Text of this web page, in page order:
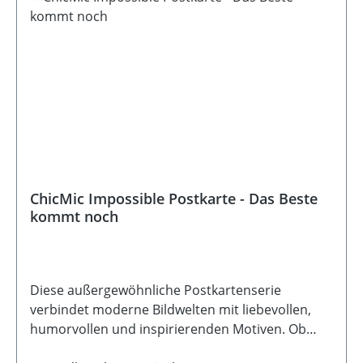
ChicMic Impossible Postkarte - Das Beste
kommt noch
Diese außergewöhnliche Postkartenserie
verbindet moderne Bildwelten mit liebevollen,
humorvollen und inspirierenden Motiven. Ob